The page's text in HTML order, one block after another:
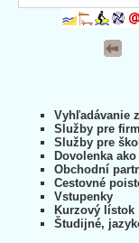
Vyhľadávanie
Služby pre
Služby pre
Dovolenka
Obchodní
Cestovné
Vstupenky
Kurzový lístok
Študijné,